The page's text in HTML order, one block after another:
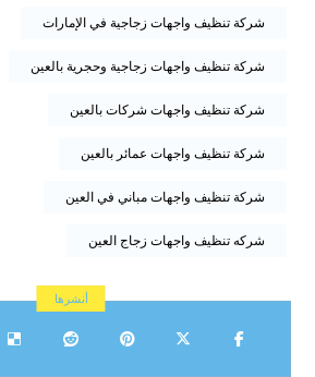
شركة تنظيف واجهات زجاجية في الإمارات
شركة تنظيف واجهات زجاجية وحجرية بالعين
شركة تنظيف واجهات شركات بالعين
شركة تنظيف واجهات عمائر بالعين
شركة تنظيف واجهات مباني في العين
شركه تنظيف واجهات زجاج العين